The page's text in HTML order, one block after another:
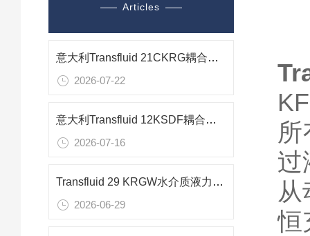
Articles
意大利Transfluid 21CKRG耦合器在矿山长距离输送机中的应用研究
2026-07-22
意大利Transfluid 12KSDF耦合器造纸轻工传动工况适配技术研究
2026-07-16
Transfluid 29 KRGW水介质液力耦合器在重载球磨机驱动系统中的应用
2026-06-29
过
恒